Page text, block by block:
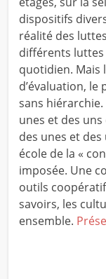
dispositifs
réalité des
différents luttes
quotidien. Mais
d’évaluation,
sans
unes et des uns
des unes et
école de la «
imposée. Une
outils
savoirs, les
ensemble.